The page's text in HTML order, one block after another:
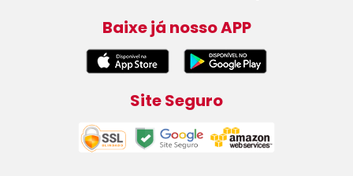
Baixe já nosso APP
Site Seguro